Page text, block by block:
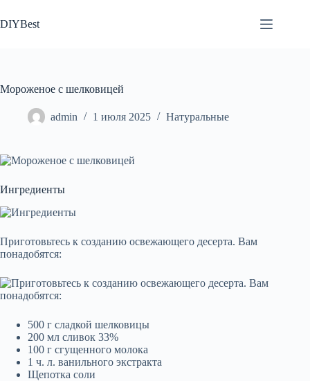
к
сути
DIYBest
Мороженое с шелковицей
admin 1 июля 2025 Натуральные
Ингредиенты
Приготовьтесь к созданию освежающего десерта. Вам
понадобятся:
500 г сладкой шелковицы
200 мл сливок 33%
100 г сгущенного молока
1 ч. л. ванильного экстракта
Щепотка соли